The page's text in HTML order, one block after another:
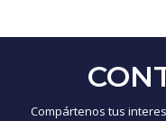
Compártenos tus